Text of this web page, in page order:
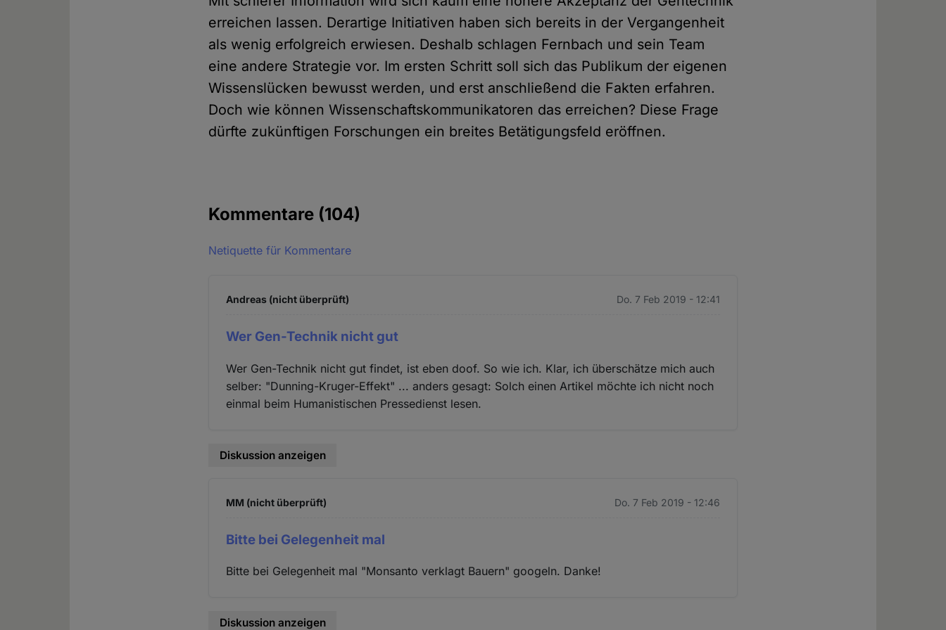
erreichen lassen. Derartige Initiativen haben sich bereits in der Vergangenheit
als wenig erfolgreich erwiesen. Deshalb schlagen Fernbach und sein Team
eine andere Strategie vor. Im ersten Schritt soll sich das Publikum der eigenen
Wissenslücken bewusst werden, und erst anschließend die Fakten erfahren.
Doch wie können Wissenschaftskommunikatoren das erreichen? Diese Frage
dürfte zukünftigen Forschungen ein breites Betätigungsfeld eröffnen.
Kommentare (104)
Netiquette für Kommentare
Andreas (nicht überprüft) Do. 7 Feb 2019 - 12:41
Wer Gen-Technik nicht gut
Wer Gen-Technik nicht gut findet, ist eben doof. So wie ich. Klar, ich überschätze mich auch
selber: "Dunning-Kruger-Effekt" ... anders gesagt: Solch einen Artikel möchte ich nicht noch
einmal beim Humanistischen Pressedienst lesen.
Diskussion anzeigen
MM (nicht überprüft) Do. 7 Feb 2019 - 12:46
Bitte bei Gelegenheit mal
Bitte bei Gelegenheit mal "Monsanto verklagt Bauern" googeln. Danke!
Diskussion anzeigen